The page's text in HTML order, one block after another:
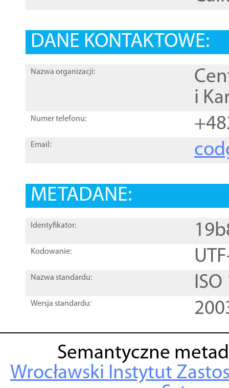
DANE KONTAKTOWE:
Nazwa organizacji:
i
Numer telefonu:
Email:
METADANE:
Identyfikator:
Kodowanie:
Nazwa standardu:
Wersja standardu:
Semantyczne
Wrocławski Instytut